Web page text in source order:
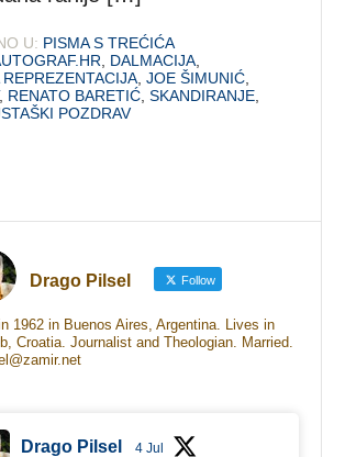
U: PISMA S TREĆIĆA
DALMACIJA
REPREZENTACIJA ,JOE ŠIMUNIĆ
, RENATO BARETIĆ ,SKANDIRANJE
POZDRAV
Drago Pilsel Follow
1962 in Buenos Aires, Argentina. Lives in
Croatia. Journalist and Theologian. Married.
Drago Pilsel 4 Jul